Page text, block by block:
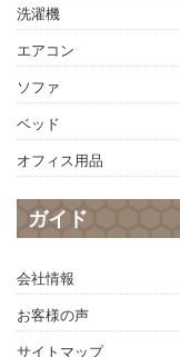
洗濯機
エアコン
ソファ
ベッド
オフィス用品
ガイド
会社情報
お客様の声
サイトマップ